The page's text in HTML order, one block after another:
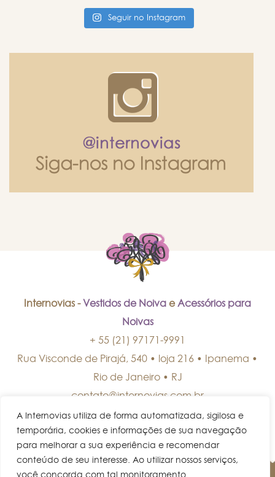
A Internovias utiliza de forma automatizada, sigilosa e
temporária, cookies e informações de sua navegação
para melhorar a sua experiência e recomendar
conteúdo de seu interesse. Ao utilizar nossos serviços,
você concorda com tal monitoramento.
Seguir no Instagram
Internovias - Vestidos de Noiva e Acessórios para
Noivas
+ 55 (21) 97171-9991
Rua Visconde de Pirajá, 540 • loja 216 • Ipanema •
Rio de Janeiro• RJ
contato@internovias.com.br